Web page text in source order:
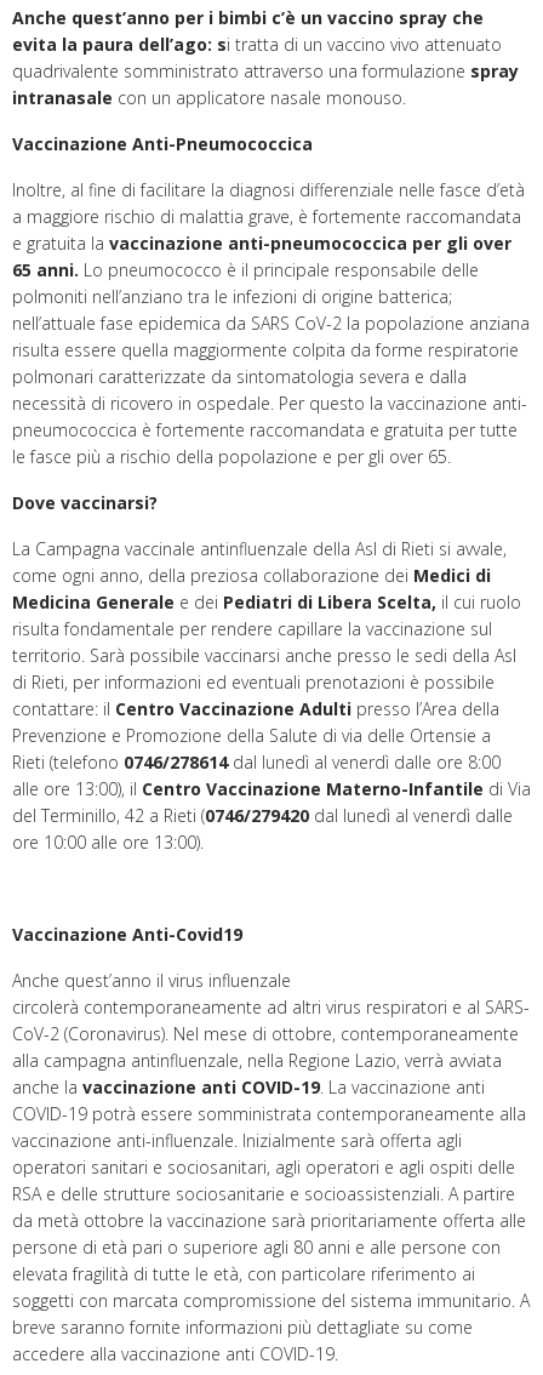
Anche quest’anno per i bimbi c’è un vaccino spray che
evita la paura dell’ago: si tratta di un vaccino vivo attenuato
quadrivalente somministrato attraverso una formulazione spray
intranasale con un applicatore nasale monouso.
Vaccinazione Anti-Pneumococcica
Inoltre, al fine di facilitare la diagnosi differenziale nelle fasce d’età
a maggiore rischio di malattia grave, è fortemente raccomandata
e gratuita la vaccinazione anti-pneumococcica per gli over
65 anni. Lo pneumococco è il principale responsabile delle
polmoniti nell’anziano tra le infezioni di origine batterica;
nell’attuale fase epidemica da SARS CoV-2 la popolazione anziana
risulta essere quella maggiormente colpita da forme respiratorie
polmonari caratterizzate da sintomatologia severa e dalla
necessità di ricovero in ospedale. Per questo la vaccinazione anti-
pneumococcica è fortemente raccomandata e gratuita per tutte
le fasce più a rischio della popolazione e per gli over 65.
Dove vaccinarsi?
La Campagna vaccinale antinfluenzale della Asl di Rieti si avvale,
come ogni anno, della preziosa collaborazione dei Medici di
Medicina Generale e dei Pediatri di Libera Scelta, il cui ruolo
risulta fondamentale per rendere capillare la vaccinazione sul
territorio. Sarà possibile vaccinarsi anche presso le sedi della Asl
di Rieti, per informazioni ed eventuali prenotazioni è possibile
contattare: il Centro Vaccinazione Adulti presso l’Area della
Prevenzione e Promozione della Salute di via delle Ortensie a
Rieti (telefono 0746/278614 dal lunedì al venerdì dalle ore 8:00
alle ore 13:00), il Centro Vaccinazione Materno-Infantile di Via
del Terminillo, 42 a Rieti (0746/279420 dal lunedì al venerdì dalle
ore 10:00 alle ore 13:00).
Vaccinazione Anti-Covid19
Anche quest’anno il virus influenzale
circolerà contemporaneamente ad altri virus respiratori e al SARS-
CoV-2 (Coronavirus). Nel mese di ottobre, contemporaneamente
alla campagna antinfluenzale, nella Regione Lazio, verrà avviata
anche la vaccinazione anti COVID-19. La vaccinazione anti
COVID-19 potrà essere somministrata contemporaneamente alla
vaccinazione anti-influenzale. Inizialmente sarà offerta agli
operatori sanitari e sociosanitari, agli operatori e agli ospiti delle
RSA e delle strutture sociosanitarie e socioassistenziali. A partire
da metà ottobre la vaccinazione sarà prioritariamente offerta alle
persone di età pari o superiore agli 80 anni e alle persone con
elevata fragilità di tutte le età, con particolare riferimento ai
soggetti con marcata compromissione del sistema immunitario. A
breve saranno fornite informazioni più dettagliate su come
accedere alla vaccinazione anti COVID-19.